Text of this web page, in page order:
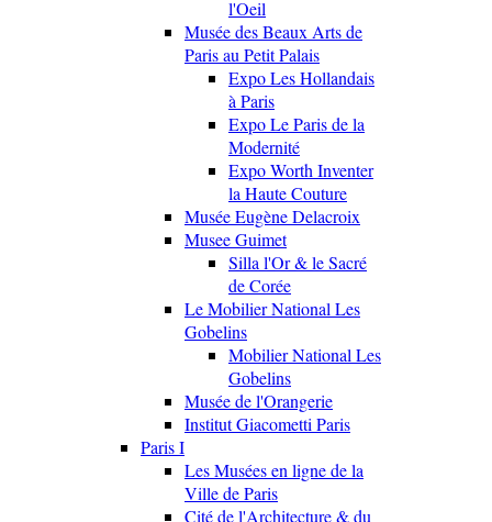
l'Oeil
Musée des Beaux Arts de
Paris au Petit Palais
Expo Les Hollandais
à Paris
Expo Le Paris de la
Modernité
Expo Worth Inventer
la Haute Couture
Musée Eugène Delacroix
Musee Guimet
Silla l'Or & le Sacré
de Corée
Le Mobilier National Les
Gobelins
Mobilier National Les
Gobelins
Musée de l'Orangerie
Institut Giacometti Paris
Paris I
Les Musées en ligne de la
Ville de Paris
Cité de l'Architecture & du